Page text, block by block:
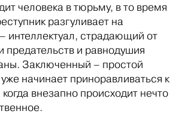
человека в тюрьму, в то время
разгуливает на
интеллектуал, страдающий от
предательств и равнодушия
Заключенный – простой
начинает приноравливаться к
внезапно происходит нечто